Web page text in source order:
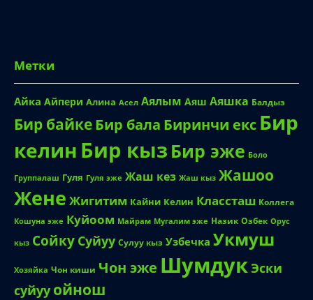
Метки
Айка Айпери Алина Асел Аялым Аяш Аяшка Балдыз
Бир байкеБир бала Биринчи екс Бир
келин Бир кыз Бир эже Боло
Группалаш Гуля Гуля эже Жаш кез Жаш кыз Жашоо
Жене Жигитим Кайни Келин Классташ Коллега
Кошуна эже Куйоом Майрам Мугалим эже Назик Озбек Орус
кыз Сойку Суйуу Сулуу кыз Узбечка Укмуш
Хозяйка Чон киши Чон эже Шумдук Эски
суйуу ойнош